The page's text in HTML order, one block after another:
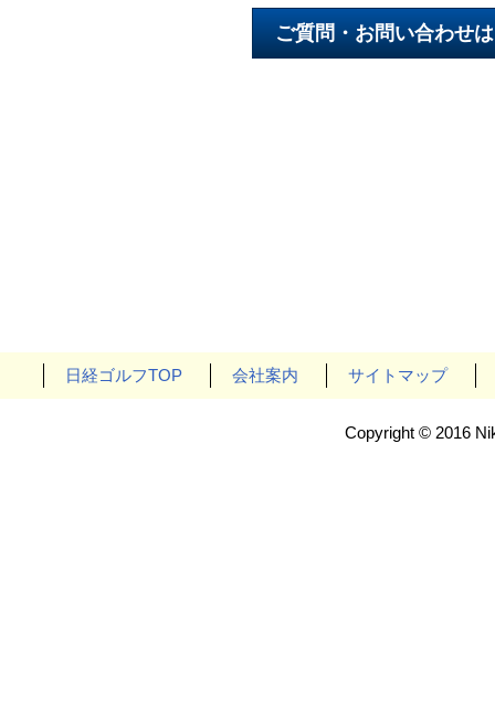
日経ゴルフTOP 会社案内 サイトマップ
Copyright © 2016